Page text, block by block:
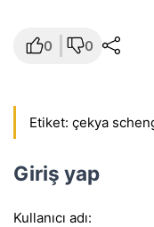
0 0
Etiket: çekya
Giriş yap
Kullanıcı adı: